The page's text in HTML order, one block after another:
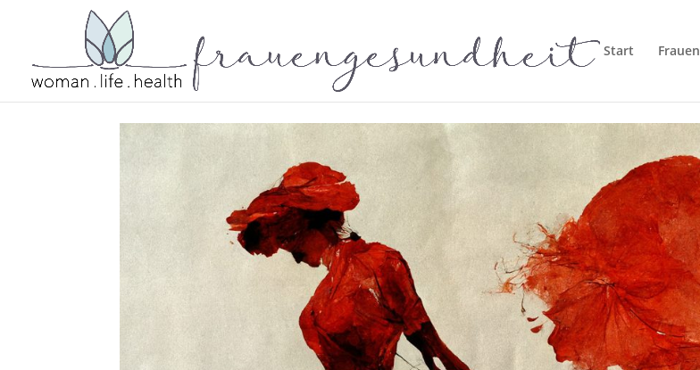
Start Frauen